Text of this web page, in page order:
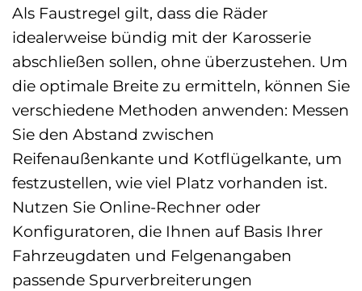
Als Faustregel gilt, dass die Räder
idealerweise bündig mit der Karosserie
abschließen sollen, ohne überzustehen. Um
die optimale Breite zu ermitteln, können Sie
verschiedene Methoden anwenden: Messen
Sie den Abstand zwischen
Reifenaußenkante und Kotflügelkante, um
festzustellen, wie viel Platz vorhanden ist.
Nutzen Sie Online-Rechner oder
Konfiguratoren, die Ihnen auf Basis Ihrer
Fahrzeugdaten und Felgenangaben
passende Spurverbreiterungen